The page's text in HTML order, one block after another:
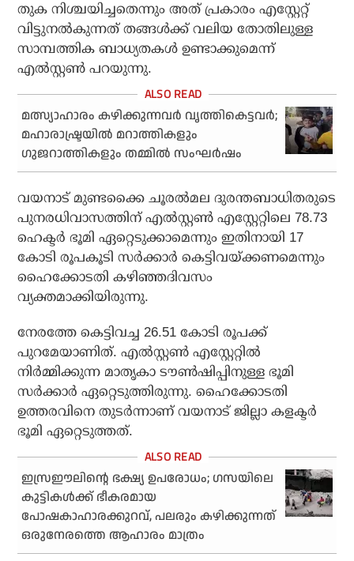
തുക നിശ്ചയിച്ചതെന്നും അത് പ്രകാരം എസ്റ്റേറ്റ്
വിട്ടുനല്‍കുന്നത് തങ്ങള്‍ക്ക് വലിയ തോതിലുള്ള
സാമ്പത്തിക ബാധ്യതകള്‍ ഉണ്ടാക്കുമെന്ന്
എല്‍സ്റ്റണ്‍ പറയുന്നു.
മത്സ്യാഹാരം കഴിക്കുന്നവര്‍ വൃത്തികെട്ടവര്‍;
മഹാരാഷ്ട്രയില്‍ മറാത്തികളും
ഗുജറാത്തികളും തമ്മില്‍ സംഘര്‍ഷം
വയനാട് മുണ്ടക്കൈ ചൂരല്‍മല ദുരന്തബാധിതരുടെ
പുനരധിവാസത്തിന് എല്‍സ്റ്റണ്‍ എസ്റ്റേറ്റിലെ 78.73
ഹെക്ടര്‍ ഭൂമി ഏറ്റെടുക്കാമെന്നും ഇതിനായി 17
കോടി രൂപകൂടി സര്‍ക്കാര്‍ കെട്ടിവയ്ക്കണമെന്നും
ഹൈക്കോടതി കഴിഞ്ഞദിവസം
വ്യക്തമാക്കിയിരുന്നു.
നേരത്തേ കെട്ടിവച്ച 26.51 കോടി രൂപക്ക്
പുറമേയാണിത്. എല്‍സ്റ്റണ്‍ എസ്റ്റേറ്റില്‍
നിര്‍മ്മിക്കുന്ന മാതൃകാ ടൗണ്‍ഷിപ്പിനുള്ള ഭൂമി
സര്‍ക്കാര്‍ ഏറ്റെടുത്തിരുന്നു. ഹൈക്കോടതി
ഉത്തരവിനെ തുടര്‍ന്നാണ് വയനാട് ജില്ലാ കളക്ടര്‍
ഭൂമി ഏറ്റെടുത്തത്.
ഇസ്രഈലിന്റെ ഭക്ഷ്യ ഉപരോധം; ഗസയിലെ
കുട്ടികൾക്ക് ഭീകരമായ
പോഷകാഹാരക്കുറവ്, പലരും കഴിക്കുന്നത്
ഒരുനേരത്തെ ആഹാരം മാത്രം